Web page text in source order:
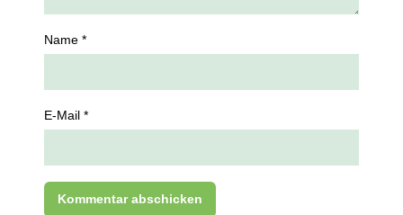
Name *
E-Mail *